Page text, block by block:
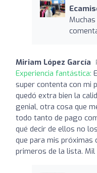
Miriam López García
Experiencia fantástica:
super contenta con mi
quedó extra bien la
genial, otra cosa que
todo tanto de pago
qué decir de ellos no
que para mis
primeros de la lista.